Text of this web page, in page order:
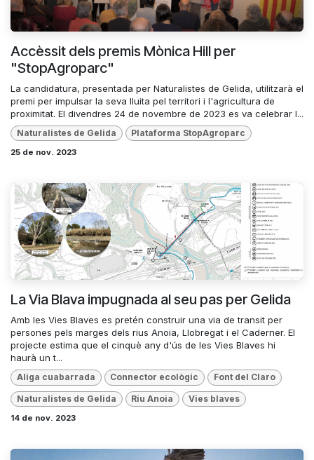
Accèssit dels premis Mònica Hill per
"StopAgroparc"
La candidatura, presentada per Naturalistes de Gelida, utilitzarà el
premi per impulsar la seva lluita pel territori i l'agricultura de
proximitat. El divendres 24 de novembre de 2023 es va celebrar l...
Naturalistes de Gelida Plataforma StopAgroparc
25 de nov. 2023
La Via Blava impugnada al seu pas per Gelida
Amb les Vies Blaves es pretén construir una via de transit per
persones pels marges dels rius Anoia, Llobregat i el Caderner. El
projecte estima que el cinquè any d'ús de les Vies Blaves hi
haurà un t...
Aliga cuabarrada Connector ecològic Font del Claro
Naturalistes de Gelida Riu Anoia Vies blaves
14 de nov. 2023